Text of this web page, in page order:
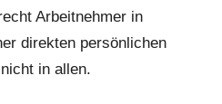
Arbeitnehmer in
direkten persönlichen
in allen.